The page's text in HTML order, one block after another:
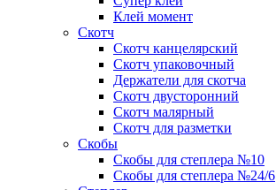
Клей момент
Скотч
Скотч канцелярский
Скотч упаковочный
Держатели для скотча
Скотч двусторонний
Скотч малярный
Скотч для разметки
Скобы
Скобы для степлера №10
Скобы для степлера №24/6